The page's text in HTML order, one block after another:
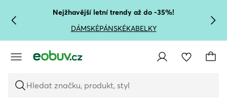
PŘEJÍT NA HLAVNÍ OBSAH
PŘEJÍT NA VYHLEDÁVÁNÍ
Nejžhavější letní trendy až do -35%!
DÁMSKÉPÁNSKÉKABELKY
Hledat značku, produkt, styl